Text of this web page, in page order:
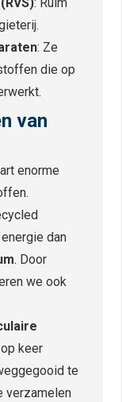
: Ze
die op
van
enorme
dan
. Door
we ook
keer
te
verzamelen